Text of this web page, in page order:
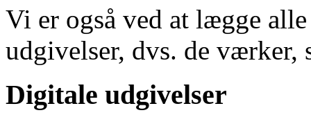
Vi er også ved at lægge
udgivelser, dvs. de værker,
Digitale udgivelser